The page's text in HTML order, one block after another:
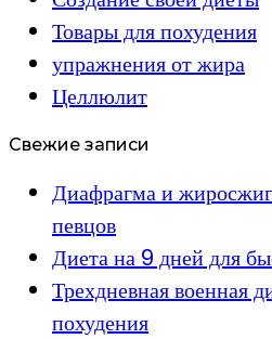
Товары для похудения
упражнения от жира
Целлюлит
Свежие записи
Диафрагма и
певцов
Диета на 9 дней для
Трехдневная военная
похудения